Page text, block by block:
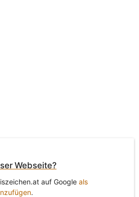
Webseite?
auf Google als
.